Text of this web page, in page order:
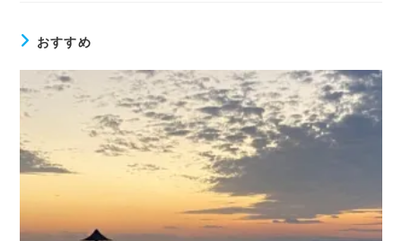
おすすめ